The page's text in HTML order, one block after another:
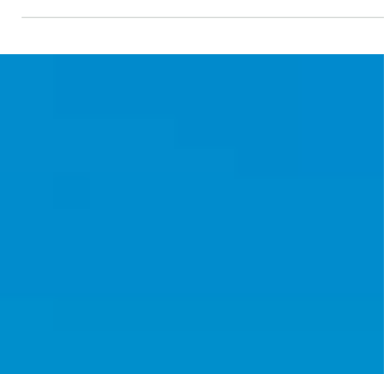
sejam em room office ou...